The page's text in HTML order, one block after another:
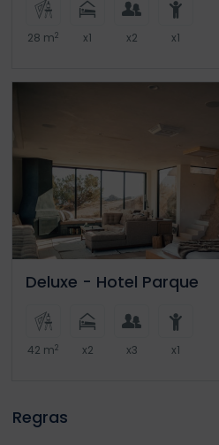
28 m2 x1 x2 x1
Deluxe - Hotel Parque
42 m2 x2 x3 x1
Regras